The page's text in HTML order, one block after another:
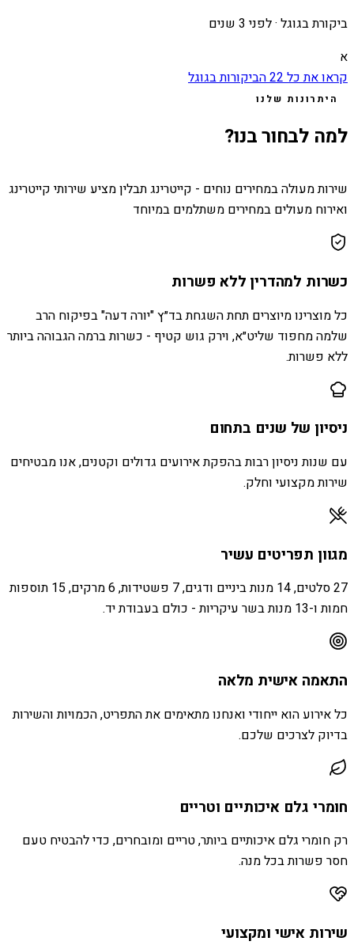
ביקורת בגוגל ·לפני 3 שנים
א
קראו את כל22הביקורות בגוגל
היתרונות שלנו
למה לבחור בנו?
שירות מעולה במחירים נוחים - קייטרינג תבלין מציע שירותי קייטרינג
ואירוח מעולים במחירים משתלמים במיוחד
כשרות למהדרין ללא פשרות
כל מוצרינו מיוצרים תחת השגחת בד״ץ "יורה דעה" בפיקוח הרב
שלמה מחפוד שליט״א, וירק גוש קטיף - כשרות ברמה הגבוהה ביותר
ללא פשרות.
ניסיון של שנים בתחום
עם שנות ניסיון רבות בהפקת אירועים גדולים וקטנים, אנו מבטיחים
שירות מקצועי וחלק.
מגוון תפריטים עשיר
27 סלטים, 14 מנות ביניים ודגים, 7 פשטידות, 6 מרקים, 15 תוספות
חמות ו-13 מנות בשר עיקריות - כולם בעבודת יד.
התאמה אישית מלאה
כל אירוע הוא ייחודי ואנחנו מתאימים את התפריט, הכמויות והשירות
בדיוק לצרכים שלכם.
חומרי גלם איכותיים וטריים
רק חומרי גלם איכותיים ביותר, טריים ומובחרים, כדי להבטיח טעם
חסר פשרות בכל מנה.
שירות אישי ומקצועי